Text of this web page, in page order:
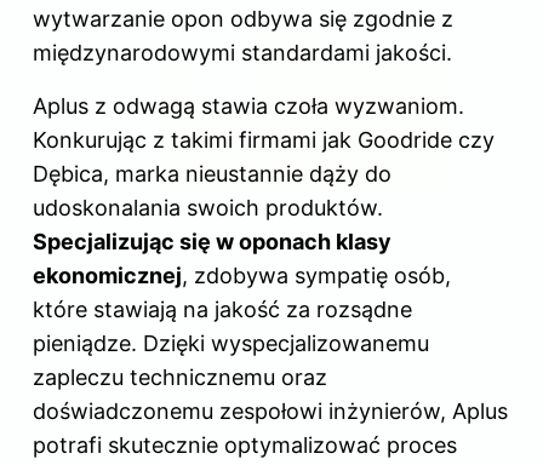
wytwarzanie opon odbywa się zgodnie z
międzynarodowymi standardami jakości.
Aplus z odwagą stawia czoła wyzwaniom.
Konkurując z takimi firmami jak Goodride czy
Dębica, marka nieustannie dąży do
udoskonalania swoich produktów.
Specjalizując się w oponach klasy
ekonomicznej, zdobywa sympatię osób,
które stawiają na jakość za rozsądne
pieniądze. Dzięki wyspecjalizowanemu
zapleczu technicznemu oraz
doświadczonemu zespołowi inżynierów, Aplus
potrafi skutecznie optymalizować proces